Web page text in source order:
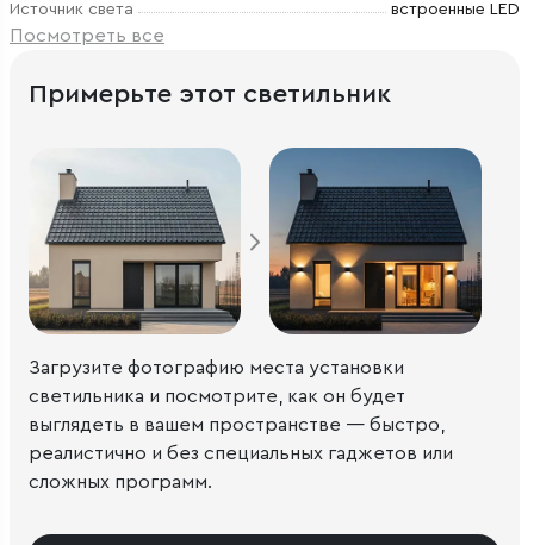
Источник света
встроенные LED
Посмотреть все
Примерьте этот светильник
Загрузите фотографию места установки
светильника и посмотрите, как он будет
выглядеть в вашем пространстве — быстро,
реалистично и без специальных гаджетов или
сложных программ.